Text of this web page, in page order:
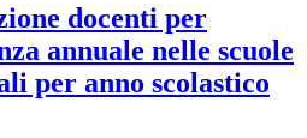
docenti per
annuale nelle scuole
per anno scolastico